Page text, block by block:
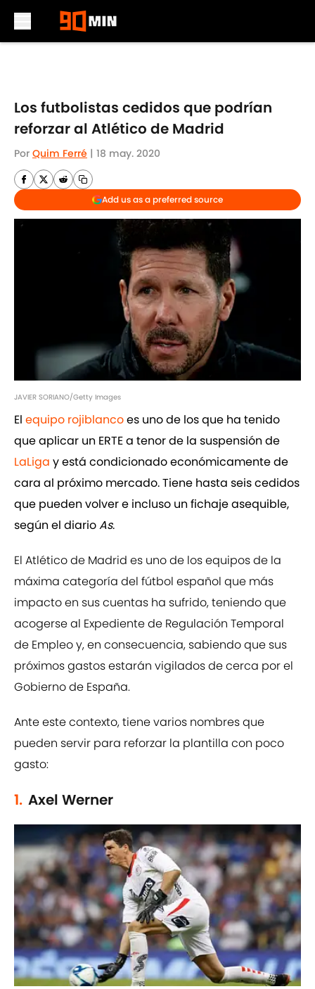
Los futbolistas cedidos que podrían
reforzar al Atlético de Madrid
Por Quim Ferré | 18 may. 2020
Add us as a preferred source
JAVIER SORIANO/Getty Images
El equipo rojiblancoes uno de los que ha tenido
que aplicar un ERTE a tenor de la suspensión de
LaLiga y está condicionado económicamente de
cara al próximo mercado. Tiene hasta seis cedidos
que pueden volver e incluso un fichaje asequible,
según el diarioAs.
El Atlético de Madrid es uno de los equipos de la
máxima categoría del fútbol español que más
impacto en sus cuentas ha sufrido, teniendo que
acogerse al Expediente de Regulación Temporal
de Empleo y, en consecuencia, sabiendo que sus
próximos gastos estarán vigilados de cerca por el
Gobierno de España.
Ante este contexto, tiene varios nombres que
pueden servir para reforzar la plantilla con poco
gasto:
1. Axel Werner